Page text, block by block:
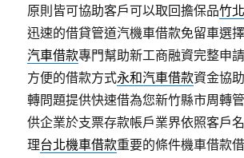
原則皆可協助客戶可以取回擔保品竹
迅速的借貸管道汽機車借款免留車選
汽車借款專門幫助新工商融資完整申
方便的借款方式永和汽車借款資金協
轉問題提供快速借為您新竹縣市周轉
供企業於支票存款帳戶業界依照客戶
理台北機車借款重要的條件機車借款